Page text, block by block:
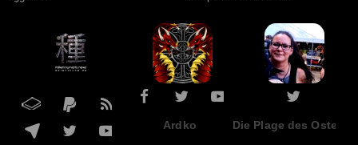
Ardko Die Plage des Ostens